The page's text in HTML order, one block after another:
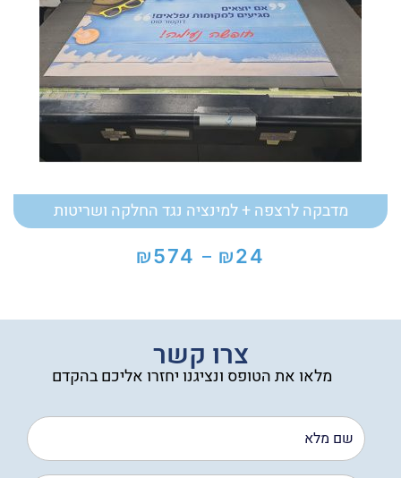
מדבקה לרצפה + למינציה נגד החלקה ושריטות
₪24
–
₪574
טווח
עד
צרו קשר
מלאו את הטופס ונציגנו יחזרו אליכם בהקדם